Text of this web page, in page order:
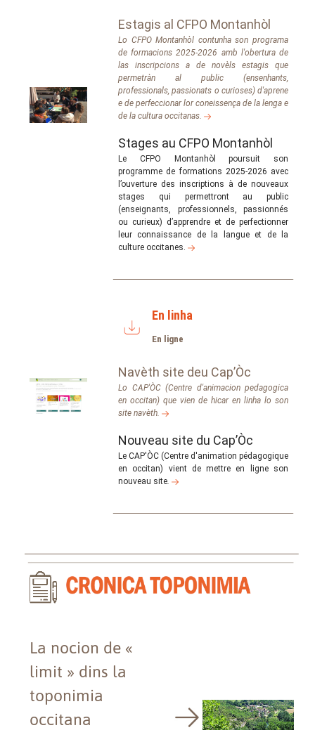
Estagis al CFPO Montanhòl
Lo CFPO Montanhòl contunha son programa
de formacions 2025-2026 amb l'obertura de
las inscripcions a de novèls estagis que
permetràn al public (ensenhants,
professionals, passionats o curioses) d'aprene
e de perfeccionar lor coneissença de la lenga e
de la cultura occitanas.
Stages au CFPO Montanhòl
Le CFPO Montanhòl poursuit son
programme de formations 2025-2026 avec
l’ouverture des inscriptions à de nouveaux
stages qui permettront au public
(enseignants, professionnels, passionnés
ou curieux) d’apprendre et de perfectionner
leur connaissance de la langue et de la
culture occitanes.
En linha
En ligne
Navèth site deu Cap’Òc
Lo CAP'ÒC (Centre d'animacion pedagogica
en occitan) que vien de hicar en linha lo son
site navèth.
Nouveau site du Cap’Òc
Le CAP'ÒC (Centre d'animation pédagogique
en occitan) vient de mettre en ligne son
nouveau site.
La nocion de «
limit » dins la
toponimia
occitana